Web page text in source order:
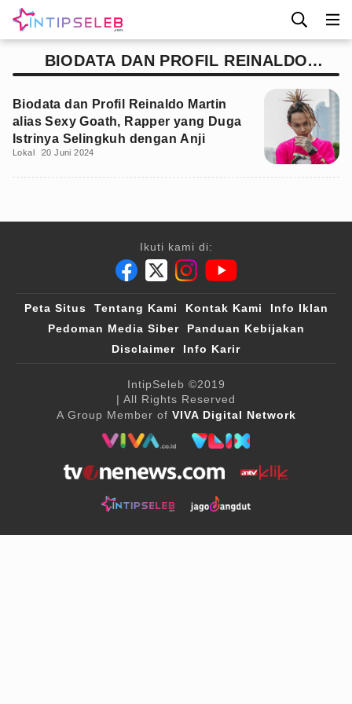
BIODATA DAN PROFIL REINALDO
MARTIN
Biodata dan Profil Reinaldo Martin
alias Sexy Goath, Rapper yang Duga
Istrinya Selingkuh dengan Anji
Lokal 20 Juni 2024
Ikuti kami di:
Peta Situs Tentang Kami Kontak Kami
Info Iklan
Pedoman Media Siber
Panduan Kebijakan
Disclaimer
Info Karir
IntipSeleb ©2019
| All Rights Reserved
A Group Member of VIVA Digital Network